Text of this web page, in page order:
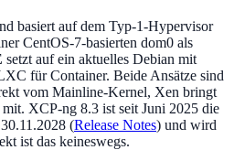
basiert auf dem Typ-1-Hypervisor
CentOS-7-basierten dom0 als
setzt auf ein aktuelles Debian mit
für Container. Beide Ansätze sind
vom Mainline-Kernel, Xen bringt
XCP-ng 8.3 ist seit Juni 2025 die
(Release Notes) und wird
ist das keineswegs.